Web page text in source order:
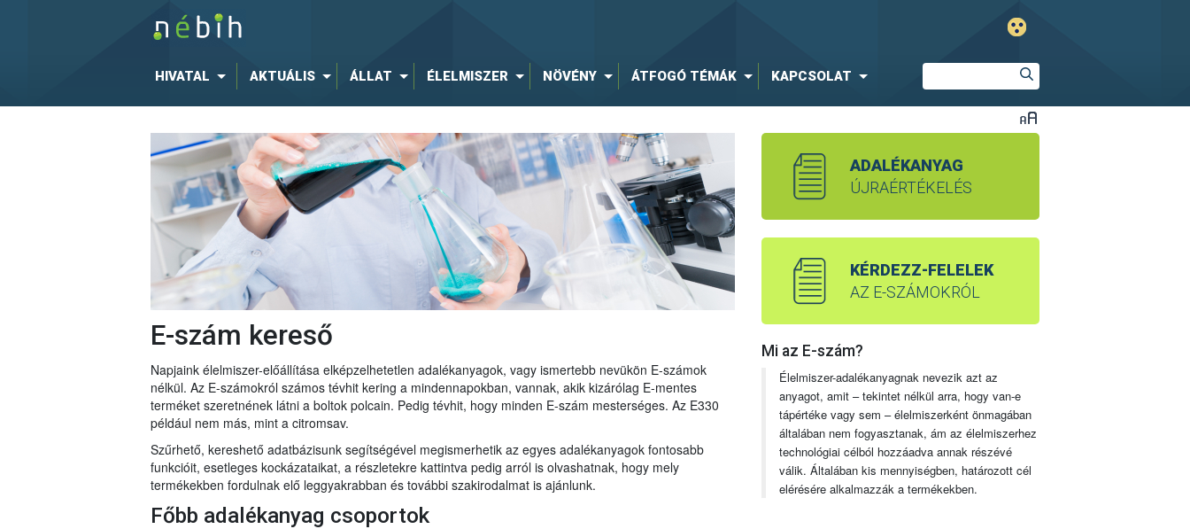
HIVATAL AKTUÁLIS ÁLLAT ÉLELMISZER NÖVÉNY ÁTFOGÓ TÉMÁK KAPCSOLAT
E-szám kereső
Napjaink élelmiszer-előállítása elképzelhetetlen adalékanyagok, vagy ismertebb nevükön E-számok
nélkül. Az E-számokról számos tévhit kering a mindennapokban, vannak, akik kizárólag E-mentes
terméket szeretnének látni a boltok polcain. Pedig tévhit, hogy minden E-szám mesterséges. Az E330
például nem más, mint a citromsav.
Szűrhető, kereshető adatbázisunk segítségével megismerhetik az egyes adalékanyagok fontosabb
funkcióit, esetleges kockázataikat, a részletekre kattintva pedig arról is olvashatnak, hogy mely
termékekben fordulnak elő leggyakrabban és további szakirodalmat is ajánlunk.
Főbb adalékanyag csoportok
ADALÉKANYAG
ÚJRAÉRTÉKELÉS
KÉRDEZZ-FELELEK
AZ E-SZÁMOKRÓL
Mi az E-szám?
Élelmiszer-adalékanyagnak nevezik azt az
anyagot, amit – tekintet nélkül arra, hogy van-e
tápértéke vagy sem – élelmiszerként önmagában
általában nem fogyasztanak, ám az élelmiszerhez
technológiai célból hozzáadva annak részévé
válik. Általában kis mennyiségben, határozott cél
elérésére alkalmazzák a termékekben.